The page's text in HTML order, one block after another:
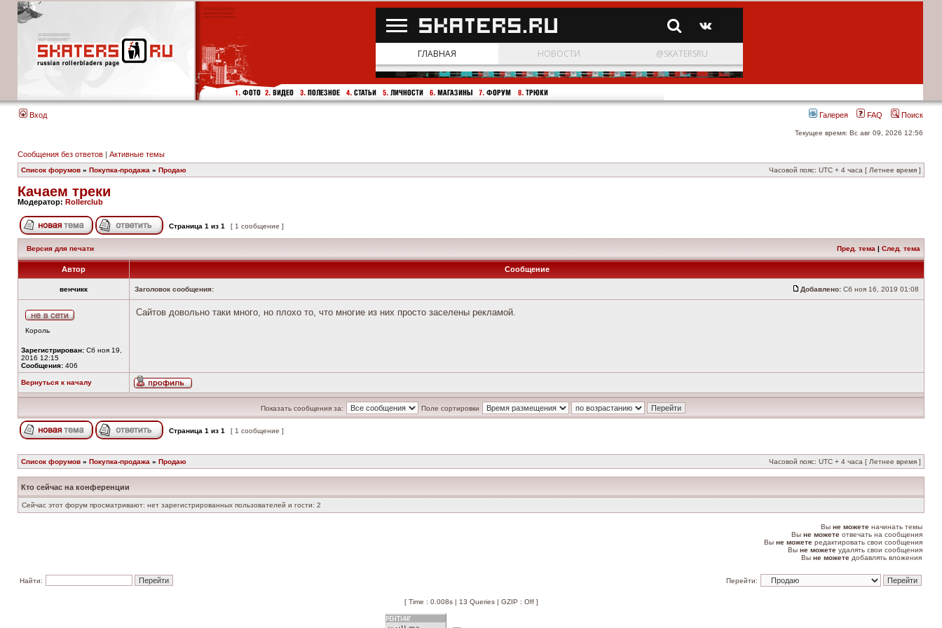
Вход Галерея FAQ Поиск
Текущее время: Вс авг 09, 2026 12:56
Сообщения без ответов | Активные темы
Список форумов » Покупка-продажа » Продаю Часовой пояс: UTC + 4 часа [ Летнее время ]
Качаем треки
Модератор: Rollerclub
Страница 1 из 1 [ 1 сообщение ]
Версия для печати Пред. тема | След. тема
Автор Сообщение
венчикк Заголовок сообщения: Добавлено: Сб ноя 16, 2019 01:08
Король
Зарегистрирован: Сб ноя 19,
2016 12:15
Сообщения: 406
Сайтов довольно таки много, но плохо то, что многие из них просто заселены рекламой.
Вернуться к началу
Показать сообщения за: Поле сортировки
Страница 1 из 1 [ 1 сообщение ]
Список форумов » Покупка-продажа » Продаю Часовой пояс: UTC + 4 часа [ Летнее время ]
Кто сейчас на конференции
Сейчас этот форум просматривают: нет зарегистрированных пользователей и гости: 2
Вы не можете начинать темы
Вы не можете отвечать на сообщения
Вы не можете редактировать свои сообщения
Вы не можете удалять свои сообщения
Вы не можете добавлять вложения
Найти: Перейти:
[ Time : 0.008s | 13 Queries | GZIP : Off ]